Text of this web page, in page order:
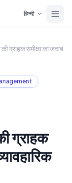
हिन्दी
समीक्षा का जवाब
ग्राहक